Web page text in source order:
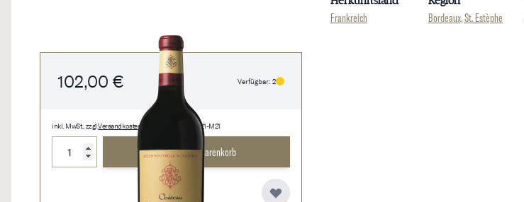
102,00 € Verfügbar: 2
inkl. MwSt., zzgl.Versandkosten • 1,5 l • 68,00 €/l • 1321-M21
In den Warenkorb
Frankreich Bordeaux, St. Estèphe